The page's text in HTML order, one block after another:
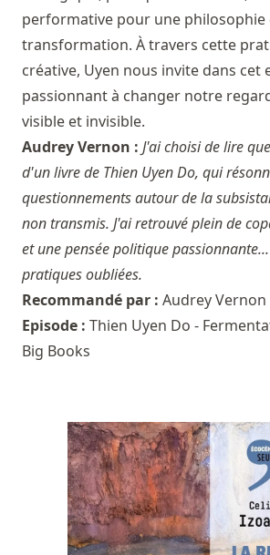
performative pour une philosophie
transformation. À travers cette
créative, Uyen nous invite dans cet
passionnant à changer notre
visible et invisible.
Audrey Vernon : J'ai choisi de lire
d'un livre de Thien Uyen Do, qui
questionnements autour de la
non transmis. J'ai retrouvé plein de
et une pensée politique
pratiques oubliées.
Recommandé par : Audrey Vernon
Episode : Thien Uyen Do -
Big Books